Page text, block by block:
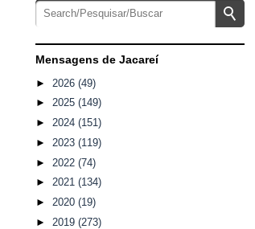
Mensagens de Jacareí
► 2026 (49)
► 2025 (149)
► 2024 (151)
► 2023 (119)
► 2022 (74)
► 2021 (134)
► 2020 (19)
► 2019 (273)